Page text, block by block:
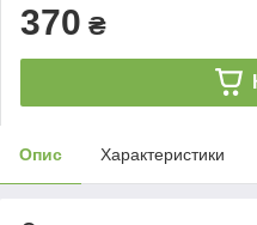
370 ₴
Опис Характеристики